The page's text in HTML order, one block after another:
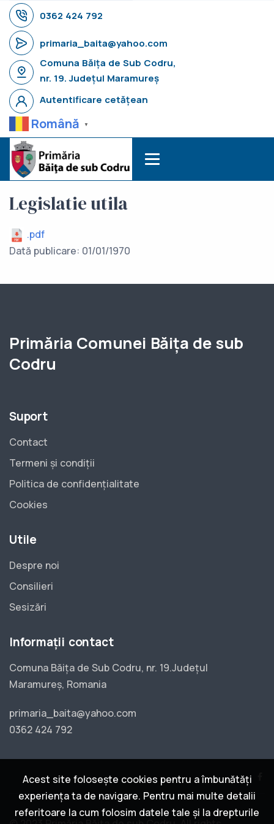
0362 424 792
primaria_baita@yahoo.com
Comuna Băița de Sub Codru,
nr. 19. Județul Maramureș
Autentificare cetățean
Română ▼
Legislatie utila
.pdf
Dată publicare: 01/01/1970
Primăria Comunei Băița de sub
Codru
Suport
Contact
Termeni și condiții
Politica de confidențialitate
Cookies
Utile
Despre noi
Consilieri
Sesizări
Informații contact
Comuna Băița de Sub Codru, nr. 19.Județul
Maramureș, Romania
primaria_baita@yahoo.com
0362 424 792
Acest site folosește cookies pentru a îmbunătăți
experiența ta de navigare. Pentru mai multe detalii
referitoare la cum folosim datele tale și la drepturile